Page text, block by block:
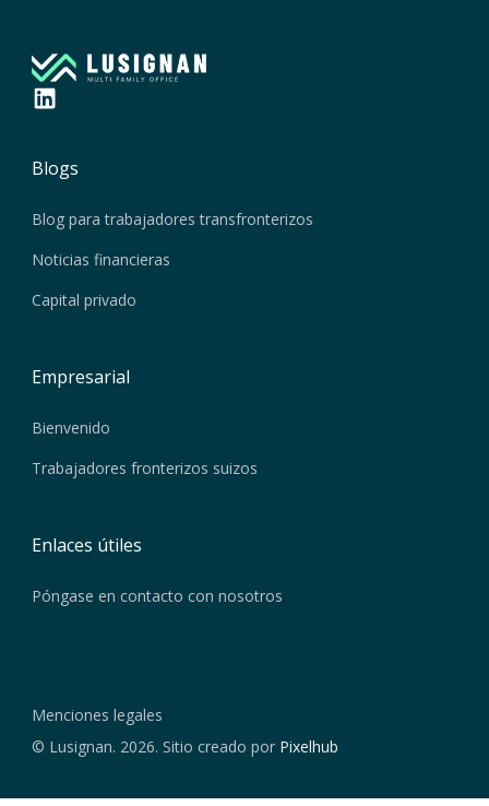
Blogs
Blog para trabajadores transfronterizos
Noticias financieras
Capital privado
Empresarial
Bienvenido
Trabajadores fronterizos suizos
Enlaces útiles
Póngase en contacto con nosotros
© Lusignan. 2026. Sitio creado por Pixelhub
Menciones legales